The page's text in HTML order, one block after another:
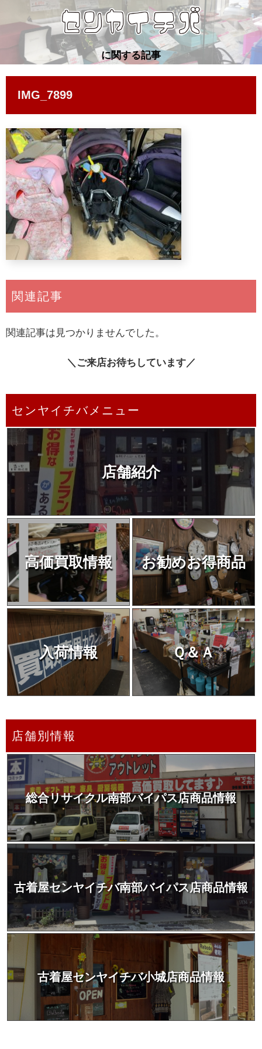
に関する記事
IMG_7899
関連記事
関連記事は見つかりませんでした。
＼ご来店お待ちしています／
センヤイチバメニュー
店舗紹介
高価買取情報 お勧めお得商品
入荷情報 Ｑ＆Ａ
店舗別情報
総合リサイクル南部バイパス店商品情報
古着屋センヤイチバ南部バイパス店商品情報
古着屋センヤイチバ小城店商品情報